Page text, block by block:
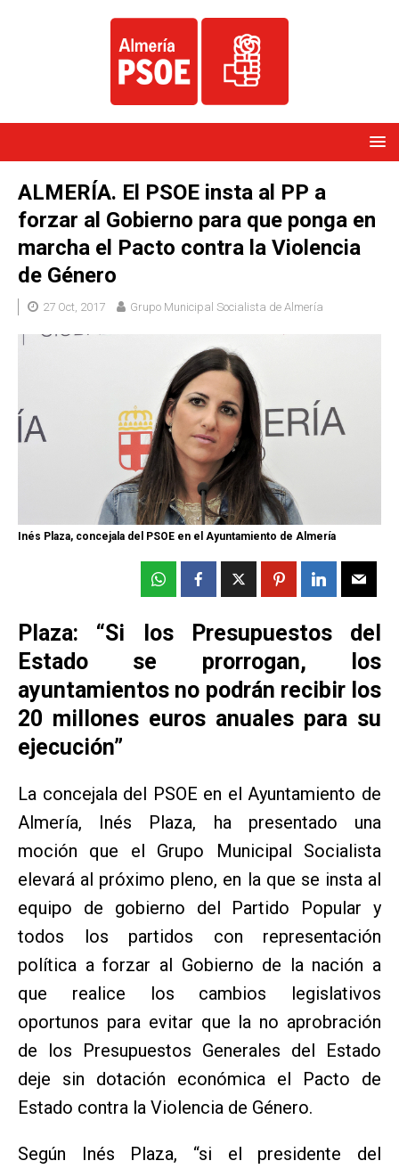
ALMERÍA. El PSOE insta al PP a
forzar al Gobierno para que ponga en
marcha el Pacto contra la Violencia
de Género
27 Oct, 2017 Grupo Municipal Socialista de Almería
Inés Plaza, concejala del PSOE en el Ayuntamiento de Almería
Plaza: “Si los Presupuestos del
Estado se prorrogan, los
ayuntamientos no podrán recibir los
20 millones euros anuales para su
ejecución”
La concejala del PSOE en el Ayuntamiento de
Almería, Inés Plaza, ha presentado una
moción que el Grupo Municipal Socialista
elevará al próximo pleno, en la que se insta al
equipo de gobierno del Partido Popular y
todos los partidos con representación
política a forzar al Gobierno de la nación a
que realice los cambios legislativos
oportunos para evitar que la no aprobración
de los Presupuestos Generales del Estado
deje sin dotación económica el Pacto de
Estado contra la Violencia de Género.
Según Inés Plaza, “si el presidente del